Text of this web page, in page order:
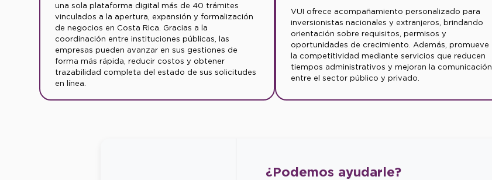
una sola plataforma digital más de 40 trámites
vinculados a la apertura, expansión y formalización
de negocios en Costa Rica. Gracias a la
coordinación entre instituciones públicas, las
empresas pueden avanzar en sus gestiones de
forma más rápida, reducir costos y obtener
trazabilidad completa del estado de sus solicitudes
en línea.
VUI ofrece acompañamiento personalizado para
inversionistas nacionales y extranjeros, brindando
orientación sobre requisitos, permisos y
oportunidades de crecimiento. Además, promueve
la competitividad mediante servicios que reducen
tiempos administrativos y mejoran la comunicación
entre el sector público y privado.
¿Podemos ayudarle?